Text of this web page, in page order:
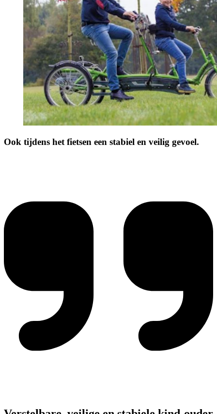
Ook tijdens het fietsen een stabiel en veilig gevoel.